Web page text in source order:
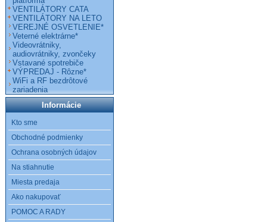
VENTILÁTORY CATA
VENTILÁTORY NA LETO
VEREJNÉ OSVETLENIE*
Veterné elektrárne*
Videovrátniky,
audiovrátniky, zvončeky
Vstavané spotrebiče
VÝPREDAJ - Rôzne*
WiFi a RF bezdrôtové
zariadenia
Informácie
Kto sme
Obchodné podmienky
Ochrana osobných údajov
Na stiahnutie
Miesta predaja
Ako nakupovať
POMOC A RADY